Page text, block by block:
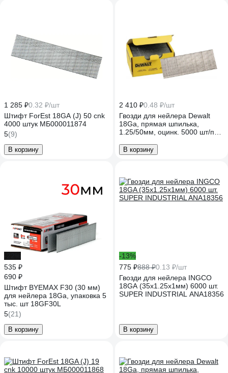
1 285 ₽0.32 ₽/шт
Штифт ForEst 18GA (J) 50 cnk
4000 штук МБ000011874
5(9)
В корзину
2 410 ₽0.48 ₽/шт
Гвозди для нейлера Dewalt
18Ga, прямая шпилька,
1.25/50мм, оцинк. 5000 шт/пач
В корзину
535 ₽
690 ₽
Штифт BYEMAX F30 (30 мм)
для нейлера 18Ga, упаковка 5
тыс. шт 18GF30L
5(21)
В корзину
-13%
775 ₽888 ₽0.13 ₽/шт
Гвозди для нейлера INGCO
18GA (35x1.25x1мм) 6000 шт.
SUPER INDUSTRIAL ANA18356
В корзину